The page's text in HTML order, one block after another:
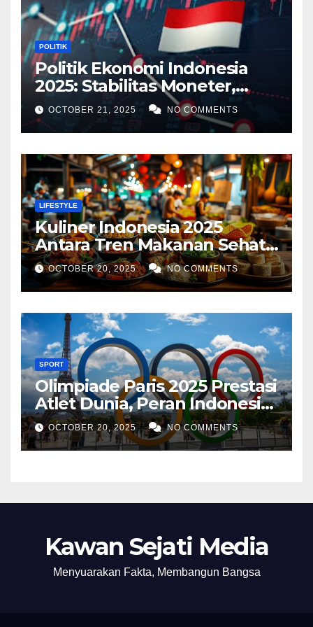
POLITIK
Politik Ekonomi Indonesia
2025: Stabilitas Moneter,
Tantangan Global, dan
Strategi Pertumbuhan
OCTOBER 21, 2025 NO COMMENTS
LIFESTYLE
Kuliner Indonesia 2025
Antara Tren Makanan Sehat,
Street Food Digital, dan
Ekspansi Global
OCTOBER 20, 2025 NO COMMENTS
SPORT
Olimpiade Paris 2025 Prestasi
Atlet Dunia, Peran Indonesia,
dan Inovasi Teknologi
Olahraga
OCTOBER 20, 2025 NO COMMENTS
Kawan Sejati Media
Menyuarakan Fakta, Membangun Bangsa